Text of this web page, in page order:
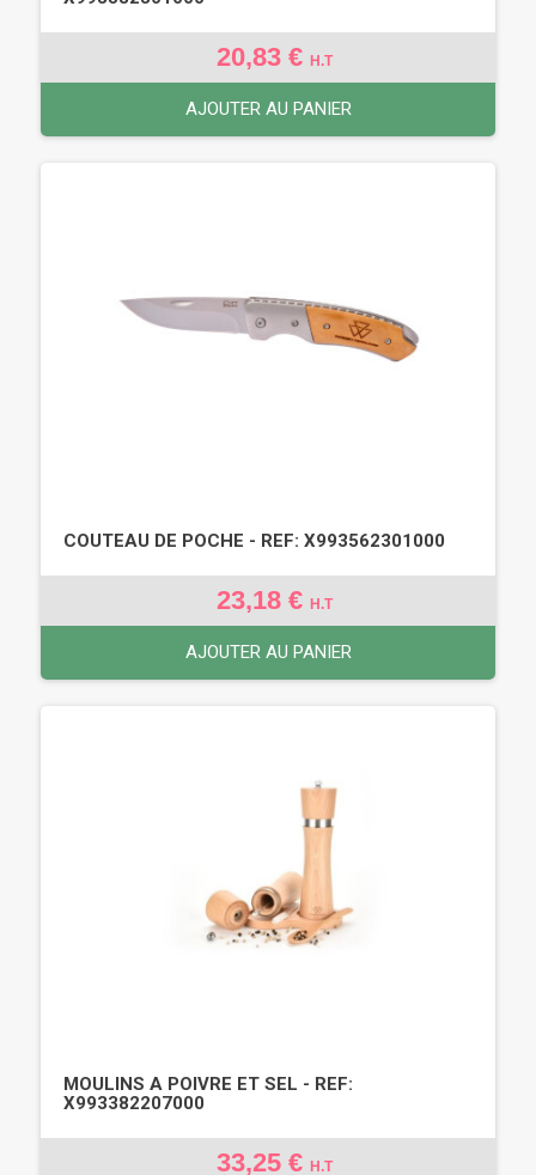
20,83 € H.T
AJOUTER AU PANIER
COUTEAU DE POCHE - REF: X993562301000
23,18 € H.T
AJOUTER AU PANIER
MOULINS A POIVRE ET SEL - REF:
X993382207000
33,25 € H.T